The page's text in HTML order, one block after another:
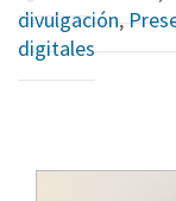
divulgación,
digitales